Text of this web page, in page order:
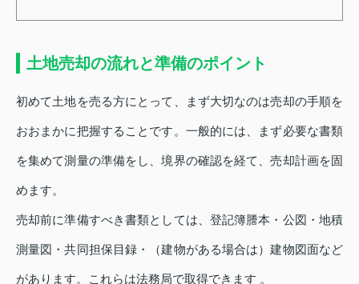
土地売却の流れと準備のポイント
初めて土地を売る方にとって、まず大切なのは売却の手順を
おおまかに把握することです。一般的には、まず必要な書類
を集めて測量の準備をし、境界の確認を経て、売却計画を固
めます。
売却前に準備すべき書類としては、登記簿謄本・公図・地積
測量図・共同担保目録・（建物がある場合は）建物図面など
があります。これらは法務局で取得できます 。